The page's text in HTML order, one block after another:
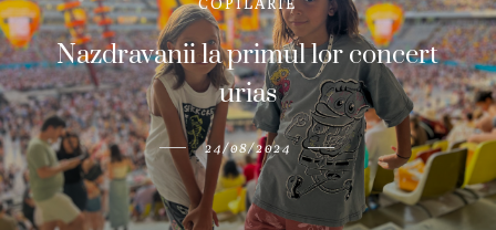
Nazdravanii la primul lor concert
urias
24/08/2024